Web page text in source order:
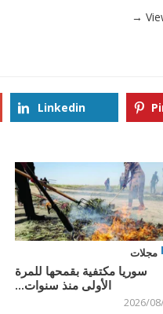
→
Linkedin
مجلات
سوريا مكتفية بقمحها للمرة
الأولى منذ سنوات...
2026/